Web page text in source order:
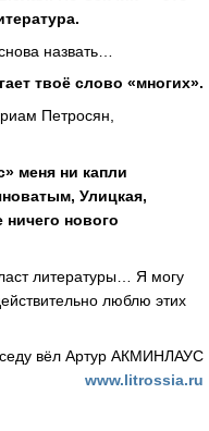
назвать…
твоё слово «многих».
Петросян,
меня ни капли
Улицкая,
ничего нового
литературы… Я могу
люблю этих
вёл Артур АКМИНЛАУС
www.litrossia.ru